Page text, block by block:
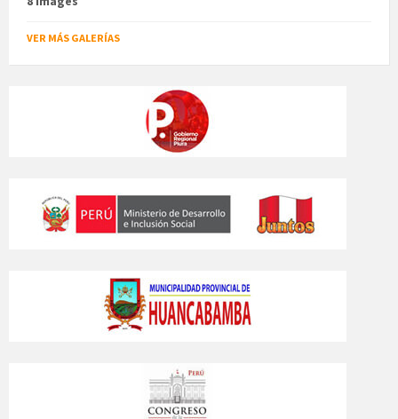
VER MÁS GALERÍAS